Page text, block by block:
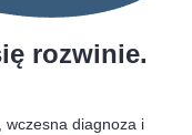
rozwinie.
wczesna diagnoza i